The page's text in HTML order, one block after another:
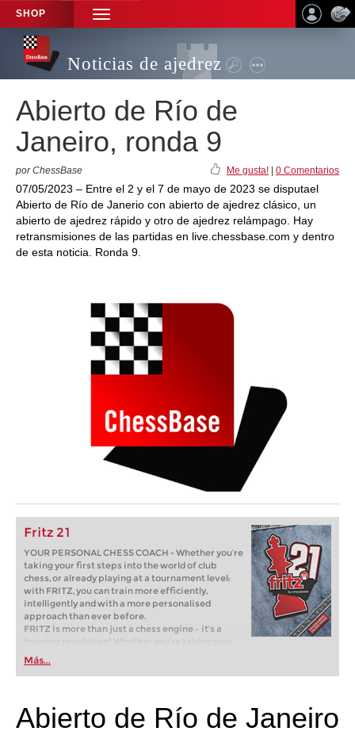
SHOP
TOGGLE
NAVIGATION
Noticias de ajedrez
Abierto de Río de
Janeiro, ronda 9
por ChessBase Me gusta! 0 Comentarios
07/05/2023 – Entre el 2 y el 7 de mayo de 2023 se disputael
Abierto de Río de Janerio con abierto de ajedrez clásico, un
abierto de ajedrez rápido y otro de ajedrez relámpago. Hay
retransmisiones de las partidas en live.chessbase.com y dentro
de esta noticia. Ronda 9.
Fritz 21
YOUR PERSONAL CHESS COACH - Whether you’re
taking your first steps into the world of club
chess, or already playing at a tournament level:
with FRITZ, you can train more efficiently,
intelligently and with a more personalised
approach than ever before.
FRITZ is more than just a chess engine – it’s a
training revolution! Whether you’re taking your
first steps into the world of club chess, or already
playing at a tournament level: with FRITZ, you can
train more efficiently, intelligently and with a
Más...
Abierto de Río de Janeiro